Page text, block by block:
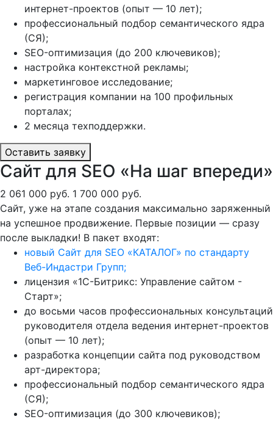
интернет-проектов (опыт — 10 лет);
профессиональный подбор семантического ядра
(СЯ);
SEO-оптимизация (до 200 ключевиков);
настройка контекстной рекламы;
маркетинговое исследование;
регистрация компании на 100 профильных
порталах;
2 месяца техподдержки.
Оставить заявку
Сайт для SEO «На шаг впереди»
2 061 000 руб. 1 700 000 руб.
Сайт, уже на этапе создания максимально заряженный
на успешное продвижение. Первые позиции — сразу
после выкладки! В пакет входят:
новый Сайт для SEO «КАТАЛОГ» по стандарту
Веб-Индастри Групп;
лицензия «1С-Битрикс: Управление сайтом -
Старт»;
до восьми часов профессиональных консультаций
руководителя отдела ведения интернет-проектов
(опыт — 10 лет);
разработка концепции сайта под руководством
арт-директора;
профессиональный подбор семантического ядра
(СЯ);
SEO-оптимизация (до 300 ключевиков);